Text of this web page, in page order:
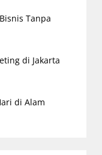
Tanpa
di Jakarta
di Alam